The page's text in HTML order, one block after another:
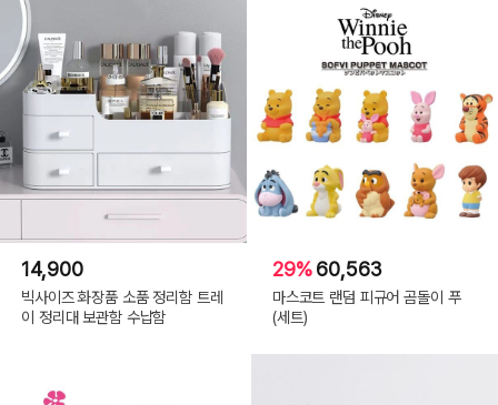
14,900
빅사이즈 화장품 소품 정리함 트레
이 정리대 보관함 수납함
29%60,563
마스코트 랜덤 피규어 곰돌이 푸
(세트)